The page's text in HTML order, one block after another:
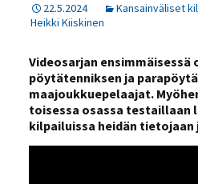
22.5.2024 Kansainväliset
Heikki Kiiskinen
Videosarjan ensimmäisessä
pöytätenniksen ja
maajoukkuepelaajat.
toisessa osassa testaillaan
kilpailuissa heidän